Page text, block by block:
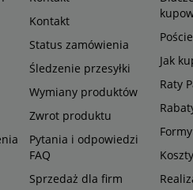
Kontakt
Status zamówienia
Śledzenie przesyłki
Wymiany produktów
Zwrot produktu
Pytania i odpowiedzi
FAQ
Sprzedaż dla firm
Jak
Raty